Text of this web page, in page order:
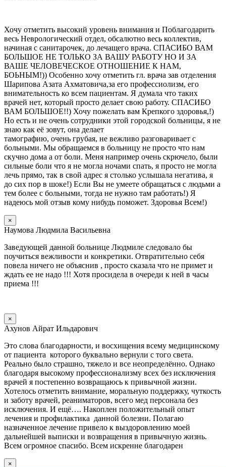
Хочу отметить высокий уровень внимания и Поблагодарить
весь Неврологический отдел, обсалютно весь коллектив,
начиная с санитарочек, до лечащего врача. СПАСИБО ВАМ
БОЛЬШОЕ НЕ ТОЛЬКО ЗА ВАШУ РАБОТУ НО И ЗА
ВАШЕ ЧЕЛОВЕЧЕСКОЕ ОТНОШЕНИЕ К НАМ,
БОЬНЫМ!)) Особенно хочу отметить гл. врача зав отделения
Шарипова Азата Ахматовича,за его профессиолизм, его
внимательность ко всем пациентам. Я думала что таких
врачей нет, который просто делает свою работу. СПАСИБО
ВАМ БОЛЬШОЕ!!) Хочу пожелать вам Крепкого здоровья,!)
Но есть и не очень сотрудники этой городской больницы, я не
знаю как её зовут, она делает
тамографию, очень грубая, не вежливо разговаривает с
больными. Мы обращаемся в больницу не просто что нам
скучно дома а от боли. Меня например очень скрючело, были
сильные боли что я не могла ночами спать, я просто не могла
лечь прямо, так в свой адрес я столько услышала негатива, я
до сих пор в шоке!) Если Вы не умеете обращаться с людьми а
тем более с больными, тогда не нужно там работать!) Я
надеюсь мой отзыв кому нибудь поможет. Здоровья Всем!)
×
Наумова Людмила Васильевна
Заведующей данной больнице Людмиле следовало бы
поучиться вежливости и конкретики. Отвратительно себя
повела ничего не объяснив , просто сказала что не примет и
ждать ее не надо !!! Хотя просидела в очереди к ней в часы
приема !!!
×
Ахунов Айрат Ильдарович
Это слова благодарности, и восхищения всему медицинскому
от пациента которого буквально вернули с того света.
Реально было страшно, тяжело и все неопределённо. Однако
благодаря высокому профессионализму всех без исключения
врачей я постепенно возвращаюсь к привычной жизни.
Хотелось отметить внимание, моральную поддержку, чуткость
и заботу врачей, реаниматоров, всего мед персонала без
исключения. И ещё…. Накоплен положительный опыт
лечения и профилактика данной болезни. Полагаю
назначенное лечение привело к выздоровлению моей
дальнейшей выписки и возвращения в привычную жизнь.
Всем огромное спасибо. Всем искренне благодарен
×